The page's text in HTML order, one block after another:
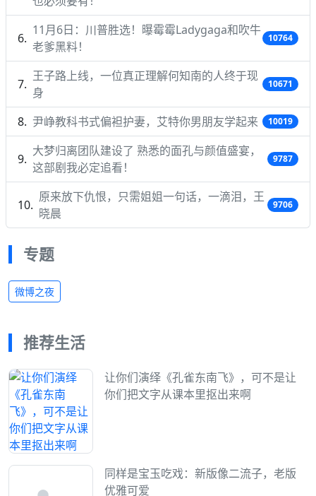
11月6日：川普胜选！曝霉霉Ladygaga和吹牛
老爹黑料！
10764
王子路上线，一位真正理解何知南的人终于现
身
10671
尹峥教科书式偏袒护妻，艾特你男朋友学起来 10019
大梦归离团队建设了 熟悉的面孔与颜值盛宴，
这部剧我必定追看！
9787
原来放下仇恨，只需姐姐一句话，一滴泪，王
晓晨
9706
专题
微博之夜
推荐生活
让你们演绎《孔雀东南飞》，可不是让
你们把文字从课本里抠出来啊
同样是宝玉吃戏：新版像二流子，老版
优雅可爱